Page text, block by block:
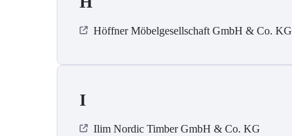
Höffner Möbelgesellschaft GmbH & Co. KG
I
Ilim Nordic Timber GmbH & Co. KG